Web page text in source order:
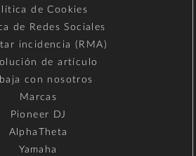
de Cookies
de Redes Sociales
incidencia (RMA)
de artículo
con nosotros
Marcas
Pioneer DJ
AlphaTheta
Yamaha